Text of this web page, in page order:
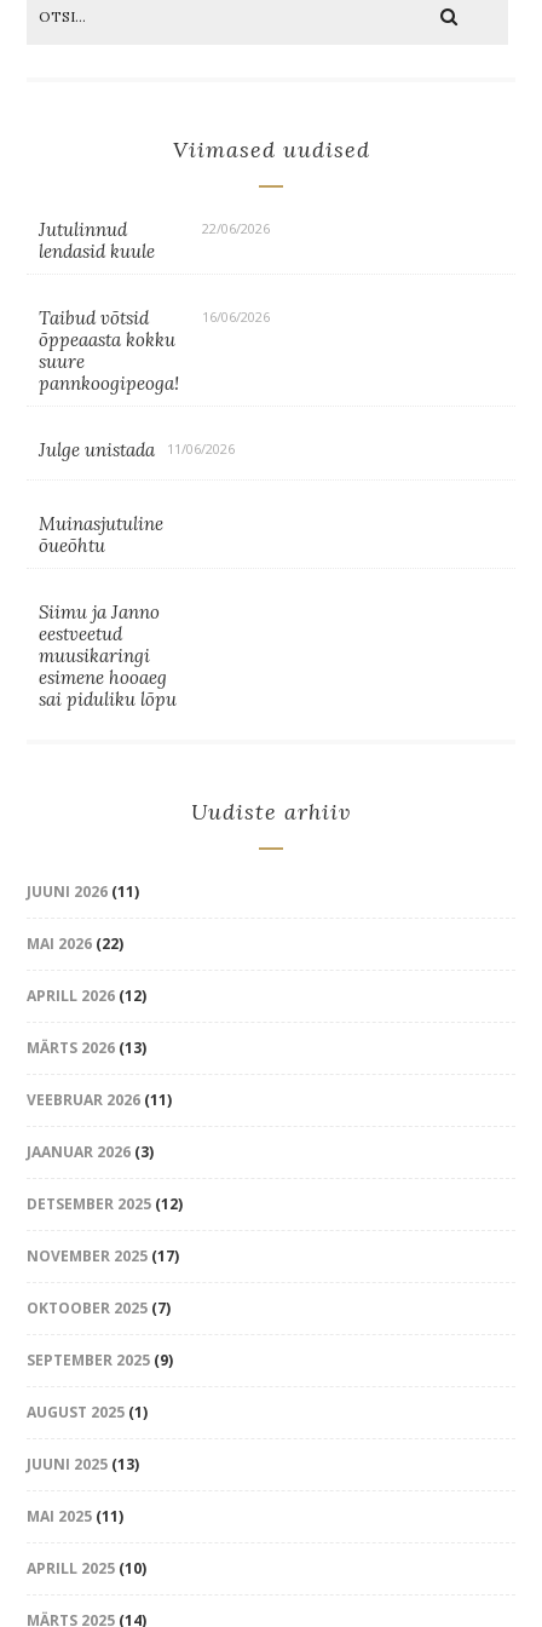
Viimased uudised
Jutulinnud
lendasid kuule
22/06/2026
Taibud võtsid
õppeaasta kokku
suure
pannkoogipeoga!
16/06/2026
Julge unistada 11/06/2026
Muinasjutuline
õueõhtu
Siimu ja Janno
eestveetud
muusikaringi
esimene hooaeg
sai piduliku lõpu
Uudiste arhiiv
JUUNI 2026 (11)
MAI 2026 (22)
APRILL 2026 (12)
MÄRTS 2026 (13)
VEEBRUAR 2026 (11)
JAANUAR 2026 (3)
DETSEMBER 2025 (12)
NOVEMBER 2025 (17)
OKTOOBER 2025 (7)
SEPTEMBER 2025 (9)
AUGUST 2025 (1)
JUUNI 2025 (13)
MAI 2025 (11)
APRILL 2025 (10)
MÄRTS 2025 (14)